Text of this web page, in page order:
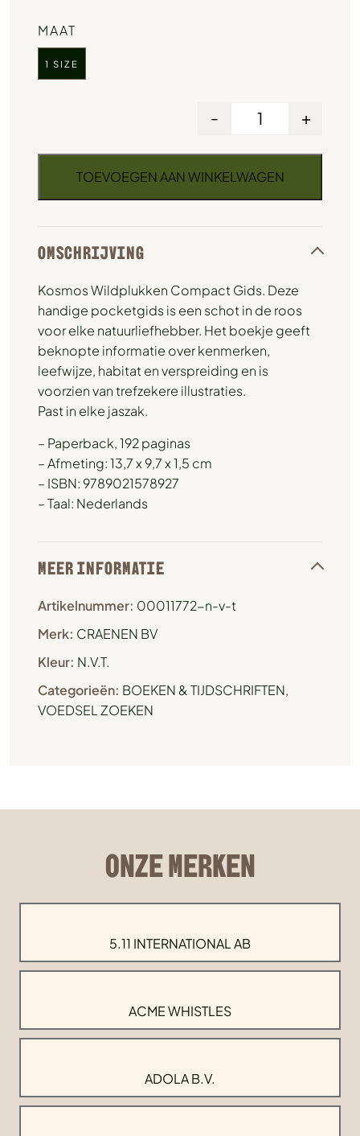
MAAT
1 SIZE
- +
TOEVOEGEN AAN WINKELWAGEN
OMSCHRIJVING
Kosmos Wildplukken Compact Gids. Deze
handige pocketgids is een schot in de roos
voor elke natuurliefhebber. Het boekje geeft
beknopte informatie over kenmerken,
leefwijze, habitat en verspreiding en is
voorzien van trefzekere illustraties.
Past in elke jaszak.
– Paperback, 192 paginas
– Afmeting: 13,7 x 9,7 x 1,5 cm
– ISBN: 9789021578927
– Taal: Nederlands
MEER INFORMATIE
Artikelnummer: 00011772-n-v-t
Merk: CRAENEN BV
Kleur: N.V.T.
Categorieën: BOEKEN & TIJDSCHRIFTEN,
VOEDSEL ZOEKEN
ONZE MERKEN
5.11 INTERNATIONAL AB
ACME WHISTLES
ADOLA B.V.